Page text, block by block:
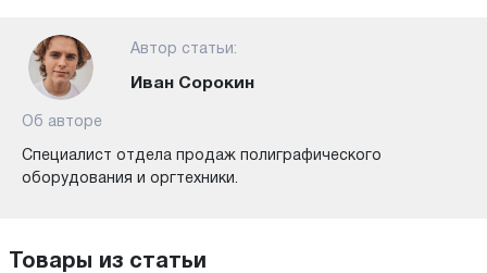
Автор статьи:
Иван Сорокин
Об авторе
Специалист отдела продаж полиграфического
оборудования и оргтехники.
Товары из статьи